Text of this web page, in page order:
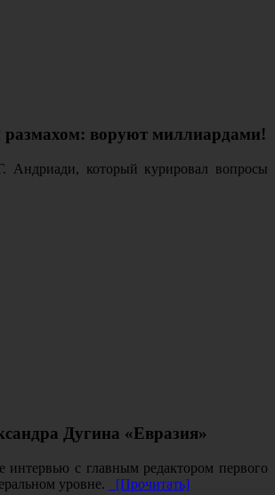
воруют миллиардами!
Андриади, который курировал вопросы
Дугина «Евразия»
интервью с главным редактором первого
уровне.
[Прочитать]